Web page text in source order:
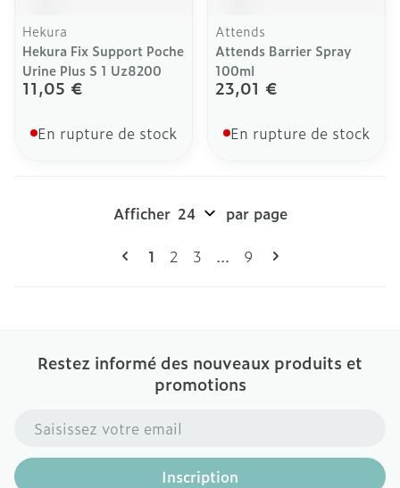
Hekura
Hekura Fix Support Poche
Urine Plus S 1 Uz8200
11,05 €
En rupture de stock
Attends
Attends Barrier Spray
100ml
23,01 €
En rupture de stock
Pages
Vous lisez actuellement la page
1 Page
2 Page
3 ... Page
9
Afficher par page
Restez informé des nouveaux produits et
promotions
Adresse mail
Inscription